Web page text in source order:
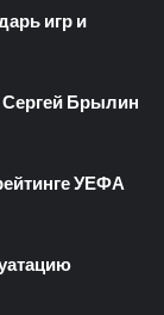
игр и
Сергей Брылин
УЕФА